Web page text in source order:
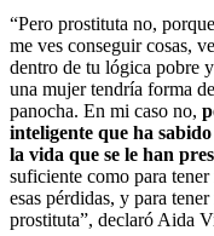
“Pero prostituta no,
me ves conseguir cosas,
dentro de tu lógica pobre
una mujer tendría forma
panocha. En mi caso no,
inteligente que ha
la vida que se le han
suficiente como para
esas pérdidas, y para
prostituta”, declaró Aida